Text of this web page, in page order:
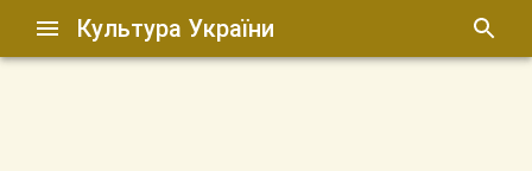
Культура України